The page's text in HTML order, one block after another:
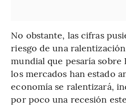
No obstante, las cifras
riesgo de una
mundial que pesaría sobre
los mercados han estado
economía se ralentizará,
por poco una recesión